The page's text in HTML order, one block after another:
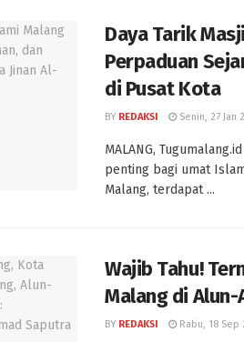
Daya Tarik
Perpaduan
di Pusat Kota
BY REDAKSI Senin, 27 Jan
MALANG,
penting bagi umat
Malang, terdapat ...
Wajib Tahu!
Malang di Alun-
BY REDAKSI Rabu, 18 Sep